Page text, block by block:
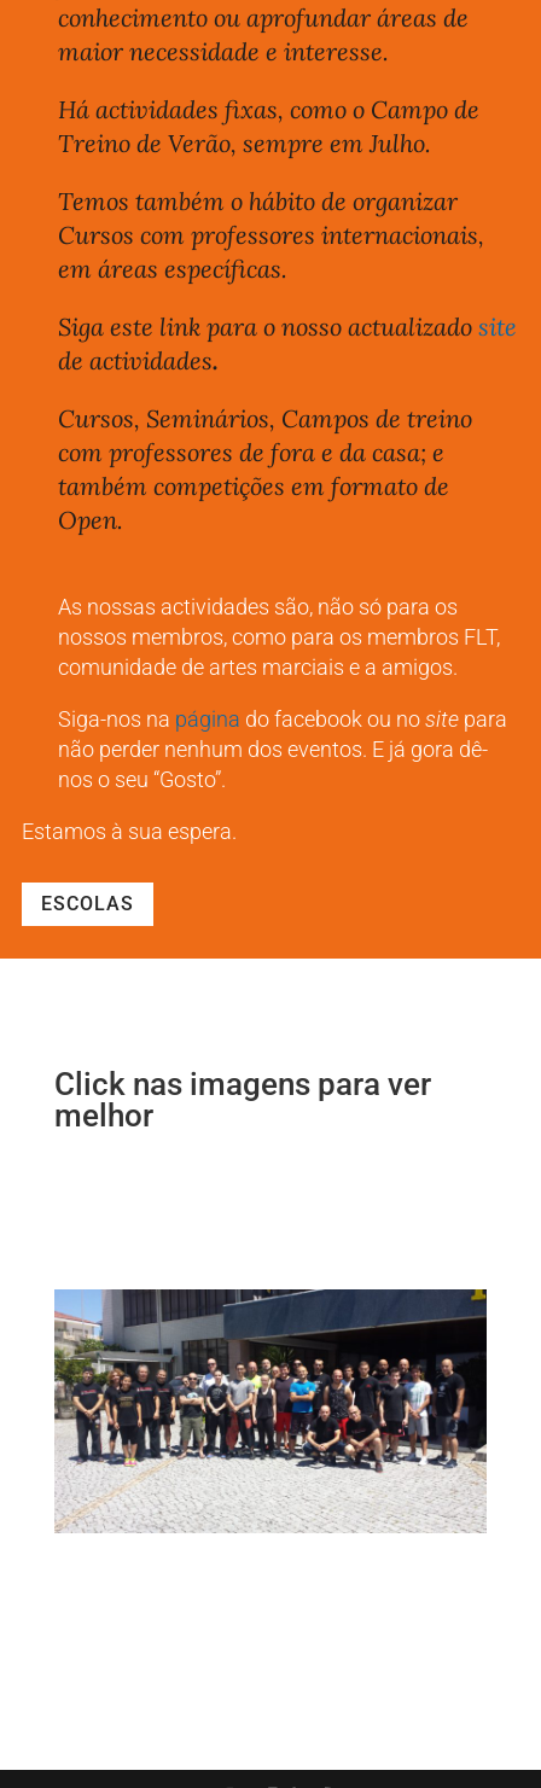
conhecimento ou aprofundar áreas de
maior necessidade e interesse.
Há actividades fixas, como o Campo de
Treino de Verão, sempre em Julho.
Temos também o hábito de organizar
Cursos com professores internacionais,
em áreas específicas.
Siga este link para o nosso actualizado site
de actividades.
Cursos, Seminários, Campos de treino
com professores de fora e da casa; e
também competições em formato de
Open.
As nossas actividades são, não só para os
nossos membros, como para os membros FLT,
comunidade de artes marciais e a amigos.
Siga-nos na página do facebook ou nositepara
não perder nenhum dos eventos. E já gora dê-
nos o seu “Gosto”.
Estamos à sua espera.
ESCOLAS
Click nas imagens para ver
melhor